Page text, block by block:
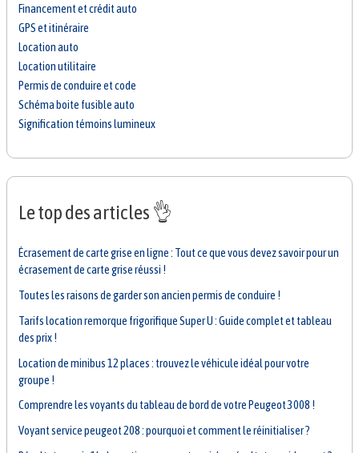
Financement et crédit auto
GPS et itinéraire
Location auto
Location utilitaire
Permis de conduire et code
Schéma boite fusible auto
Signification témoins lumineux
Le top des articles 👌
Écrasement de carte grise en ligne : Tout ce que vous devez savoir pour un
écrasement de carte grise réussi !
Toutes les raisons de garder son ancien permis de conduire !
Tarifs location remorque frigorifique Super U : Guide complet et tableau
des prix !
Location de minibus 12 places : trouvez le véhicule idéal pour votre
groupe !
Comprendre les voyants du tableau de bord de votre Peugeot 3008 !
Voyant service peugeot 208 : pourquoi et comment le réinitialiser ?